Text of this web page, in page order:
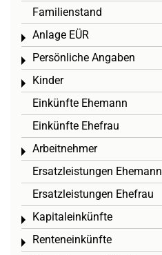
Familienstand
Anlage EÜR
Toggle menu
Persönliche Angaben
Toggle menu
Kinder
Toggle menu
Einkünfte Ehemann
Einkünfte Ehefrau
Arbeitnehmer
Toggle menu
Ersatzleistungen Ehemann
Ersatzleistungen Ehefrau
Kapitaleinkünfte
Toggle menu
Renteneinkünfte
Toggle menu